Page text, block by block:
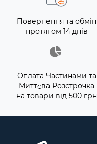
Повернення та обмін
протягом 14 днів
Оплата Частинами та
Миттєва Розстрочка
на товари від 500 грн